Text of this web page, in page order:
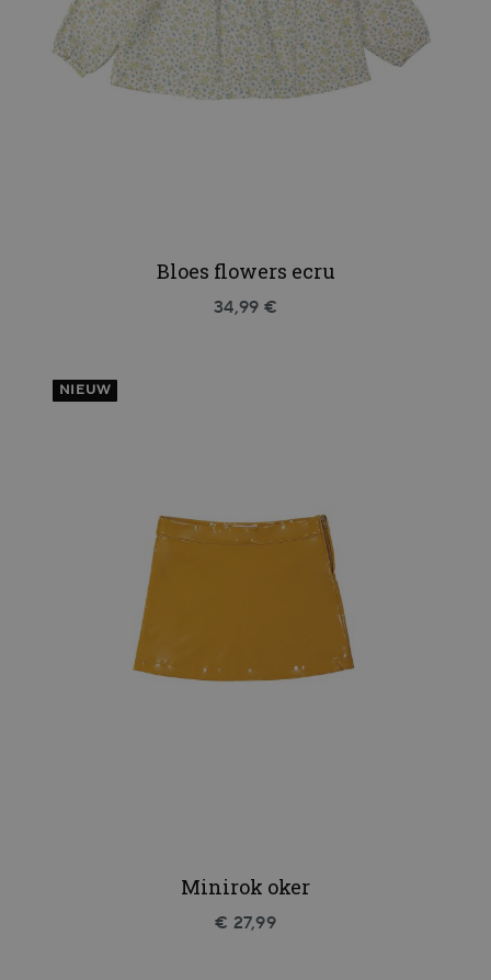
Bloes flowers ecru
34,99 €
NIEUW
Minirok oker
€ 27,99